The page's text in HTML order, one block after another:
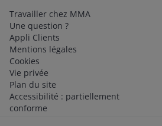
Travailler chez MMA
Une question ?
Appli Clients
Mentions légales
Cookies
Vie privée
Plan du site
Accessibilité : partiellement
conforme